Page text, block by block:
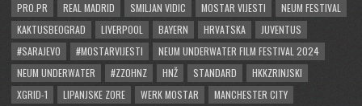
PRO.PR
REAL MADRID SMILJAN VIDIC MOSTAR VIJESTI
NEUM FESTIVAL
KAKTUSBEOGRAD
LIVERPOOL BAYERN HRVATSKA
JUVENTUS
#SARAJEVO
#MOSTARVIJESTI
NEUM UNDERWATER FILM FESTIVAL 2024
NEUM UNDERWATER
#ZZOHNZ HNŽ STANDARD
HKKZRINJSKI
XGRID-1
LIPANJSKE ZORE WERK MOSTAR
MANCHESTER CITY